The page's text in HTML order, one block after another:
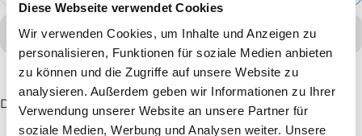
Diese Webseite verwendet Cookies
Wir verwenden Cookies, um Inhalte und Anzeigen zu
personalisieren, Funktionen für soziale Medien anbieten
zu können und die Zugriffe auf unsere Website zu
analysieren. Außerdem geben wir Informationen zu Ihrer
Verwendung unserer Website an unsere Partner für
soziale Medien, Werbung und Analysen weiter. Unsere
quantity
quantity
Delivery time: 2 - 5 working days